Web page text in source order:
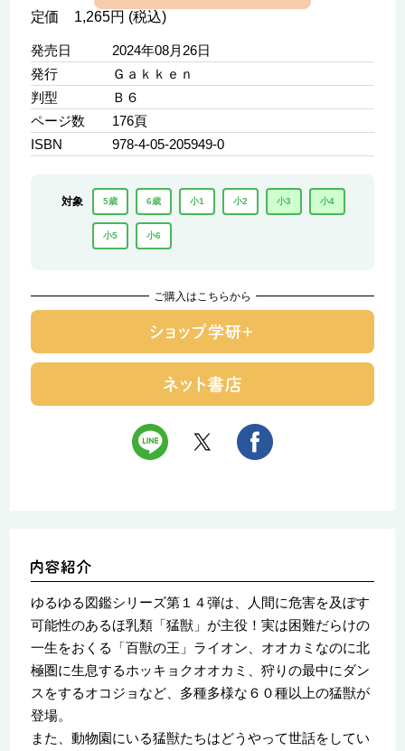
定価 1,265円 (税込)
発売日
2024年08月26日
発行
Ｇａｋｋｅｎ
判型
Ｂ６
ページ数
176頁
ISBN
978-4-05-205949-0
対象 5歳 6歳 小1 小2 小3 小4
小5 小6
ご購入はこちらから
ゆるゆる図鑑シリーズ第１４弾は、人間に危害を及ぼす
可能性のあるほ乳類「猛獣」が主役！実は困難だらけの
一生をおくる「百獣の王」ライオン、オオカミなのに北
極圏に生息するホッキョクオオカミ、狩りの最中にダン
スをするオコジョなど、多種多様な６０種以上の猛獣が
登場。
また、動物園にいる猛獣たちはどうやって世話をしてい